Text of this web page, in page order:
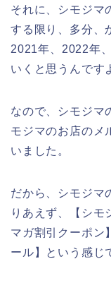
それに、シモジマ
する限り、多分、
2021年、2022年
いくと思うんです
なので、シモジマ
モジマのお店のメ
いました。
だから、シモジマ
りあえず、【シモ
マガ割引クーポン
ール】という感じ